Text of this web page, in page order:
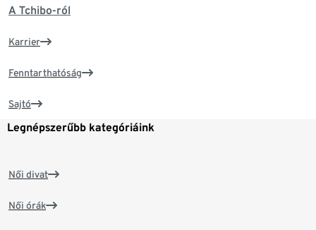
A Tchibo-ról
Karrier
Fenntarthatóság
Sajtó
Legnépszerűbb kategóriáink
Női divat
Női órák